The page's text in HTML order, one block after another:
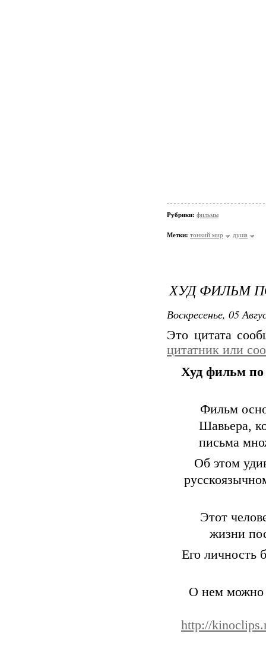
Рубрики: фильмы
Метки: тонкий мир душа
ХУД ФИЛЬМ
Воскресенье, 05
Это цитата
цитатник или
Худ фильм по
Фильм
Шавьера,
письма
Об этом
Этот
жизни
Его личность
О нем можно
http://